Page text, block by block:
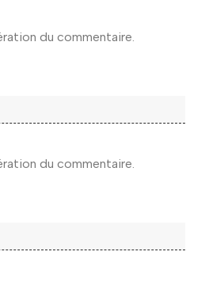
du commentaire.
du commentaire.